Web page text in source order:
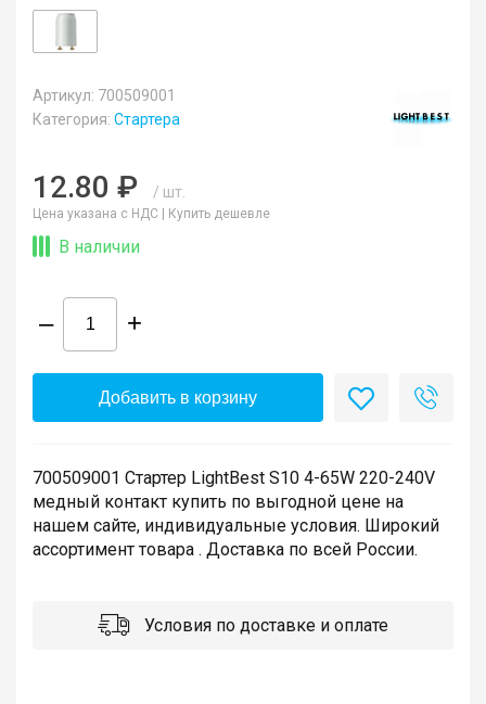
Артикул: 700509001
Категория: Стартера
12.80 ₽ / шт.
Цена указана с НДС | Купить дешевле
В наличии
– +
Добавить в корзину
700509001 Стартер LightBest S10 4-65W 220-240V
медный контакт купить по выгодной цене на
нашем сайте, индивидуальные условия. Широкий
ассортимент товара . Доставка по всей России.
Условия по доставке и оплате